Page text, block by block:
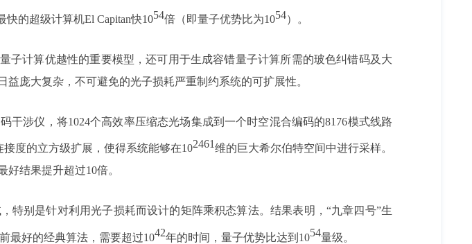
的超级计算机El Capitan快1054倍（即量子优势比为1054）。
子计算优越性的重要模型，还可用于生成容错量子计算所需的玻色纠错码及大
庞大复杂，不可避免的光子损耗严重制约系统的可扩展性。
干涉仪 ，将1024个高效率压缩态光场集成到一个时空混合编码的8176模式线路
度的立方级扩展，使得系统能够在102461维的巨大希尔伯特空间中进行采样。
结果提升超过10倍。
特别是针对利用光子损耗而设计的矩阵乘积态算法。结果表明， “九章四号”生
最好的经典算法，需要超过1042年的时间，量子优势比达到1054量级。